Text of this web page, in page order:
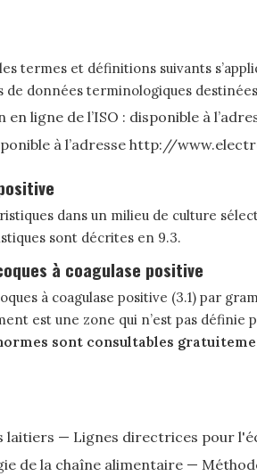
termes et définitions suivants
de données terminologiques
ligne de l’ISO : disponible à
à l’adresse http://
dans un milieu de culture
sont décrites en 9.3.
à coagulase positive
à coagulase positive (3.1) par
est une zone qui n’est pas
sont consultables
laitiers — Lignes directrices pour
de la chaîne alimentaire —